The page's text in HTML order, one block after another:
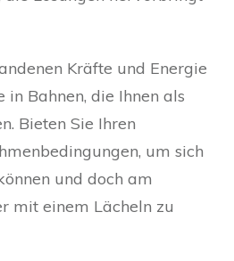
Kräfte und Energie
in Bahnen, die Ihnen als
Bieten Sie Ihren
um sich
und doch am
mit einem Lächeln zu